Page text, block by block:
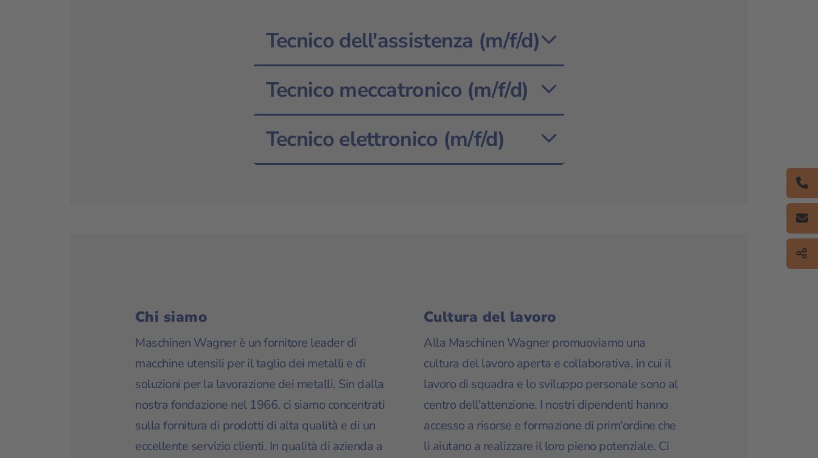
Tecnico dell'assistenza (m/f/d)
Tecnico meccatronico (m/f/d)
Tecnico elettronico (m/f/d)
Chi siamo
Maschinen Wagner è un fornitore leader di
macchine utensili per il taglio dei metalli e di
soluzioni per la lavorazione dei metalli. Sin dalla
nostra fondazione nel 1966, ci siamo concentrati
sulla fornitura di prodotti di alta qualità e di un
eccellente servizio clienti. In qualità di azienda a
Cultura del lavoro
Alla Maschinen Wagner promuoviamo una
cultura del lavoro aperta e collaborativa, in cui il
lavoro di squadra e lo sviluppo personale sono al
centro dell'attenzione. I nostri dipendenti hanno
accesso a risorse e formazione di prim'ordine che
li aiutano a realizzare il loro pieno potenziale. Ci